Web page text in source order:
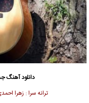
دانلود آهنگ
ترانه سرا : زهرا